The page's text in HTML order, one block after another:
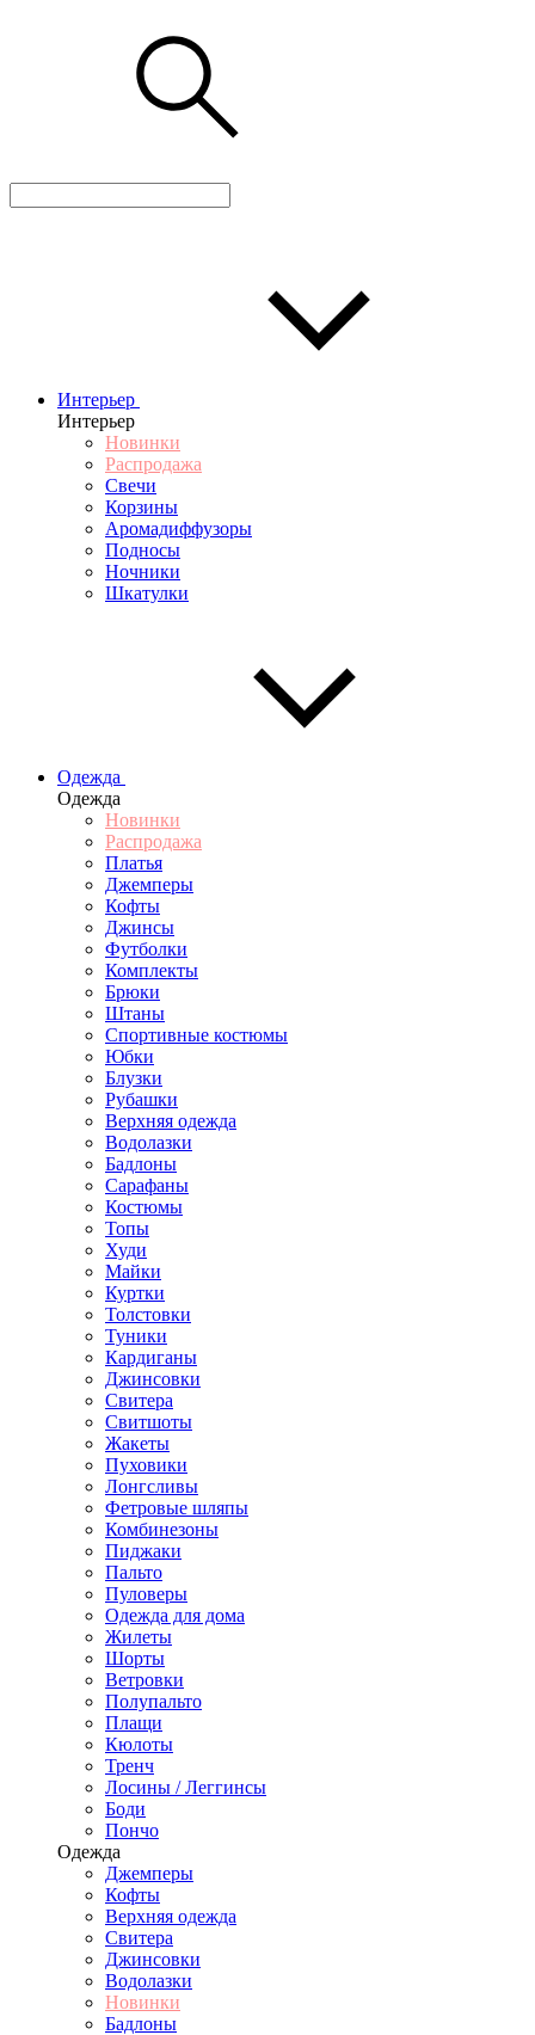
Интерьер
Интерьер
Новинки
Распродажа
Свечи
Корзины
Аромадиффузоры
Подносы
Ночники
Шкатулки
Одежда
Одежда
Новинки
Распродажа
Платья
Джемперы
Кофты
Джинсы
Футболки
Комплекты
Брюки
Штаны
Спортивные костюмы
Юбки
Блузки
Рубашки
Верхняя одежда
Водолазки
Бадлоны
Сарафаны
Костюмы
Топы
Худи
Майки
Куртки
Толстовки
Туники
Кардиганы
Джинсовки
Свитера
Свитшоты
Жакеты
Пуховики
Лонгсливы
Фетровые шляпы
Комбинезоны
Пиджаки
Пальто
Пуловеры
Одежда для дома
Жилеты
Шорты
Ветровки
Полупальто
Плащи
Кюлоты
Тренч
Лосины / Леггинсы
Боди
Пончо
Одежда
Джемперы
Кофты
Верхняя одежда
Свитера
Джинсовки
Водолазки
Новинки
Бадлоны